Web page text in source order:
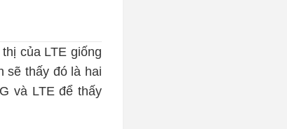
của LTE giống
sẽ thấy đó là hai
và LTE để thấy